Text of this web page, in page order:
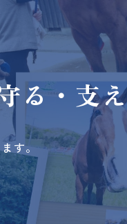
る・支
す。